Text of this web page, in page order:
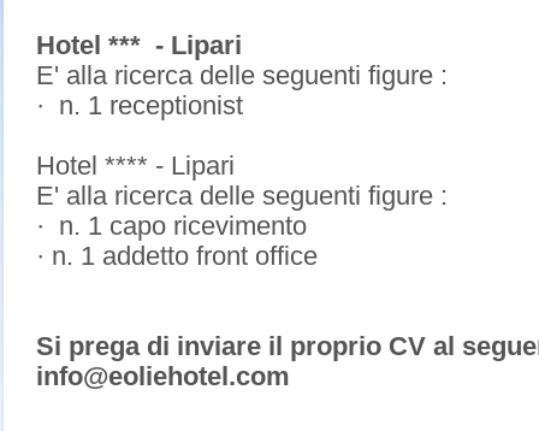
Hotel *** - Lipari
E' alla ricerca delle seguenti figure :
· n. 1 receptionist
Hotel **** - Lipari
E' alla ricerca delle seguenti figure :
· n. 1 capo ricevimento
· n. 1 addetto front office
Si prega di inviare il proprio CV al
info@eoliehotel.com